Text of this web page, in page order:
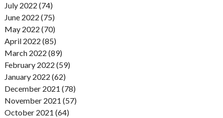
July 2022 (74)
June 2022 (75)
May 2022 (70)
April 2022 (85)
March 2022 (89)
February 2022 (59)
January 2022 (62)
December 2021 (78)
November 2021 (57)
October 2021 (64)